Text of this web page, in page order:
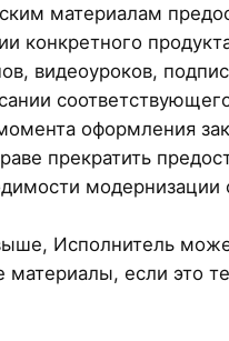
материалам
конкретного
видеоуроков,
оформления
прекратить
Исполнитель
если это